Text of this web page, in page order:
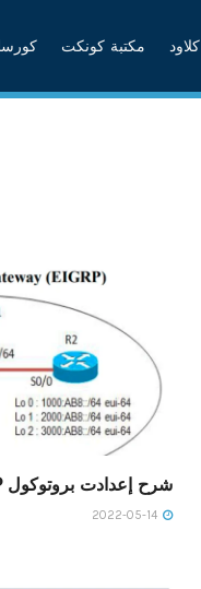
كلاود مكتبة كونكت
شرح إعدادت بروتوكول EIGRP في عناوين IPv6￼